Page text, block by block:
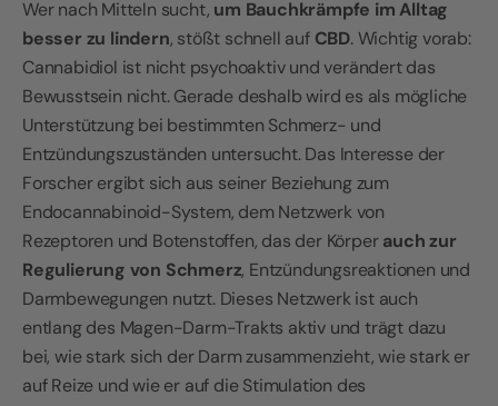
Wer nach Mitteln sucht, um Bauchkrämpfe im Alltag
besser zu lindern, stößt schnell auf CBD. Wichtig vorab:
Cannabidiol ist nicht psychoaktiv und verändert das
Bewusstsein nicht. Gerade deshalb wird es als mögliche
Unterstützung bei bestimmten Schmerz- und
Entzündungszuständen untersucht. Das Interesse der
Forscher ergibt sich aus seiner Beziehung zum
Endocannabinoid-System, dem Netzwerk von
Rezeptoren und Botenstoffen, das der Körperauch zur
Regulierung von Schmerz, Entzündungsreaktionen und
Darmbewegungen nutzt. Dieses Netzwerk ist auch
entlang des Magen-Darm-Trakts aktiv und trägt dazu
bei, wie stark sich der Darm zusammenzieht, wie stark er
auf Reize und wie er auf die Stimulation des